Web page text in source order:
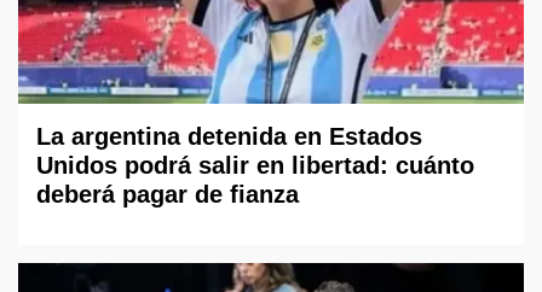
La argentina detenida en Estados
Unidos podrá salir en libertad: cuánto
deberá pagar de fianza